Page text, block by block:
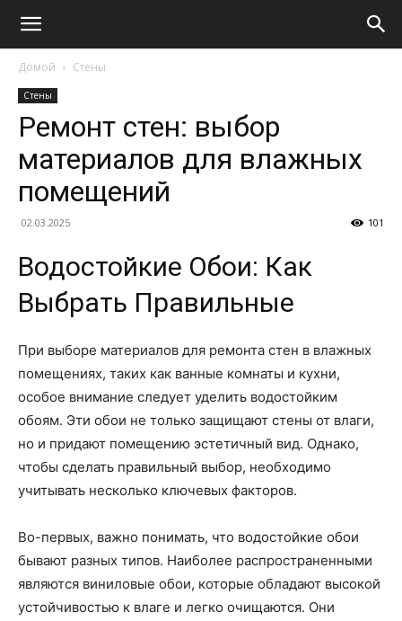
Домой Стены
Стены
Ремонт стен: выбор
материалов для влажных
помещений
02.03.2025 101
Водостойкие Обои: Как
Выбрать Правильные
При выборе материалов для ремонта стен в влажных
помещениях, таких как ванные комнаты и кухни,
особое внимание следует уделить водостойким
обоям. Эти обои не только защищают стены от влаги,
но и придают помещению эстетичный вид. Однако,
чтобы сделать правильный выбор, необходимо
учитывать несколько ключевых факторов.
Во-первых, важно понимать, что водостойкие обои
бывают разных типов. Наиболее распространенными
являются виниловые обои, которые обладают высокой
устойчивостью к влаге и легко очищаются. Они